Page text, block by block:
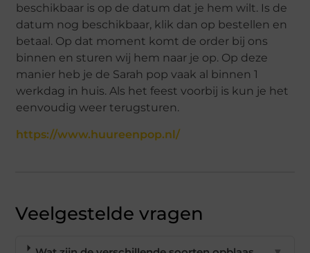
beschikbaar is op de datum dat je hem wilt. Is de
datum nog beschikbaar, klik dan op bestellen en
betaal. Op dat moment komt de order bij ons
binnen en sturen wij hem naar je op. Op deze
manier heb je de Sarah pop vaak al binnen 1
werkdag in huis. Als het feest voorbij is kun je het
eenvoudig weer terugsturen.
https://www.huureenpop.nl/
Veelgestelde vragen